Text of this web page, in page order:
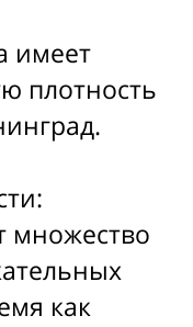
имеет
плотность
множество
как